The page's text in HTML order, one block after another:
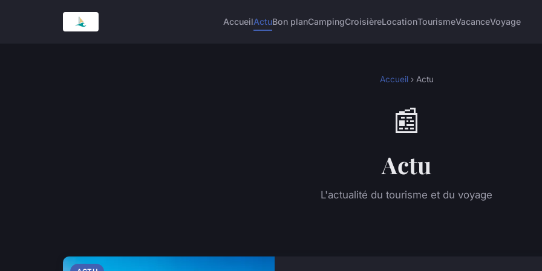
AccueilActuBon planCampingCroisièreLocationTourismeVacanceVoyage
Accueil› Actu
📰
Actu
L'actualité du tourisme et du voyage